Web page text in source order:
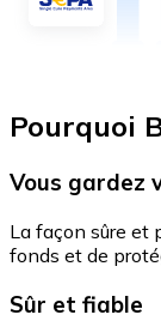
Pourquoi
Vous gardez
La façon sûre et
fonds et de
Sûr et fiable